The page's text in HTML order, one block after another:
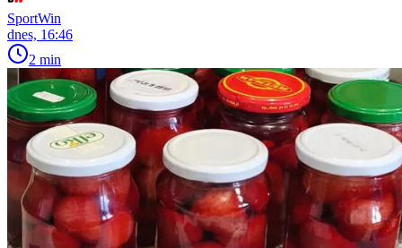
SportWin
dnes, 16:46
2 min